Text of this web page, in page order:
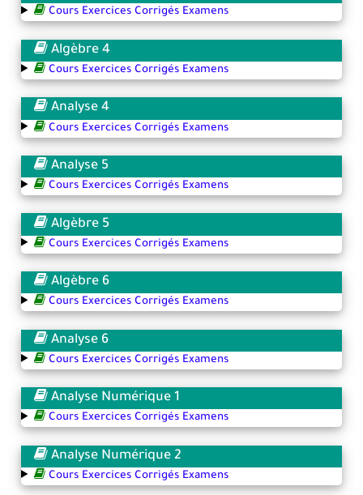
Cours Exercices Corrigés Examens
Algèbre 4
Cours Exercices Corrigés Examens
Analyse 4
Cours Exercices Corrigés Examens
Analyse 5
Cours Exercices Corrigés Examens
Algèbre 5
Cours Exercices Corrigés Examens
Algèbre 6
Cours Exercices Corrigés Examens
Analyse 6
Cours Exercices Corrigés Examens
Analyse Numérique 1
Cours Exercices Corrigés Examens
Analyse Numérique 2
Cours Exercices Corrigés Examens